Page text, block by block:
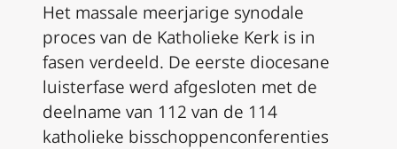
Het massale meerjarige synodale
proces van de Katholieke Kerk is in
fasen verdeeld. De eerste diocesane
luisterfase werd afgesloten met de
deelname van 112 van de 114
katholieke bisschoppenconferenties